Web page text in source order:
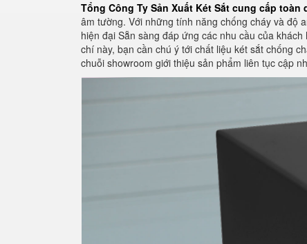
Tổng Công Ty Sản Xuất Két Sắt cung cấp toàn
âm tường. Với những tính năng chống cháy và độ
hiện đại Sẵn sàng đáp ứng các nhu cầu của
chí này, bạn cần chú ý tới chất liệu két sắt chống
chuỗi showroom giới thiệu sản phẩm liên tục cập